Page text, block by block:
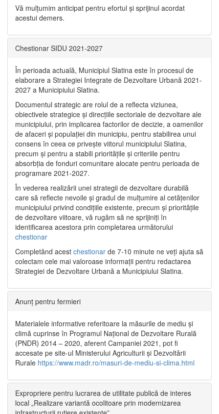
Vă mulţumim anticipat pentru efortul şi sprijinul acordat
acestui demers.
Chestionar SIDU 2021-2027
În perioada actuală, Municipiul Slatina este în procesul de
elaborare a Strategiei Integrate de Dezvoltare Urbană 2021‐
2027 a Municipiului Slatina.
Documentul strategic are rolul de a reflecta viziunea,
obiectivele strategice și direcțiile sectoriale de dezvoltare ale
municipiului, prin implicarea factorilor de decizie, a oamenilor
de afaceri și populației din municipiu, pentru stabilirea unui
consens în ceea ce privește viitorul municipiului Slatina,
precum și pentru a stabili prioritățile și criteriile pentru
absorbția de fonduri comunitare alocate pentru perioada de
programare 2021-2027.
În vederea realizării unei strategii de dezvoltare durabilă
care să reflecte nevoile și gradul de mulțumire al cetățenilor
municipiului privind condițiile existente, precum și prioritățile
de dezvoltare viitoare, vă rugăm să ne sprijiniți în
identificarea acestora prin completarea următorului
chestionar
Completând acest chestionar de 7-10 minute ne veți ajuta să
colectam cele mai valoroase informații pentru redactarea
Strategiei de Dezvoltare Urbană a Municipiului Slatina.
Anunț pentru fermieri
Materialele informative referitoare la măsurile de mediu și
climă cuprinse în Programul Național de Dezvoltare Rurală
(PNDR) 2014 – 2020, aferent Campaniei 2021, pot fi
accesate pe site-ul Ministerului Agriculturii și Dezvoltării
Rurale https://www.madr.ro/masuri-de-mediu-si-clima.html
Expropriere pentru lucrarea de utilitate publică de interes
local „Realizare variantă ocolitoare prin modernizarea